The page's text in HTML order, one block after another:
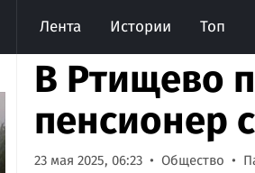
Лента Истории Топ
В Ртищево
пенсионер
23 мая 2025, 06:23 Общество